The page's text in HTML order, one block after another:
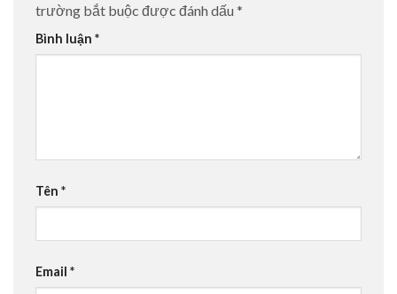
trường bắt buộc được đánh dấu *
Bình luận *
Tên *
Email *